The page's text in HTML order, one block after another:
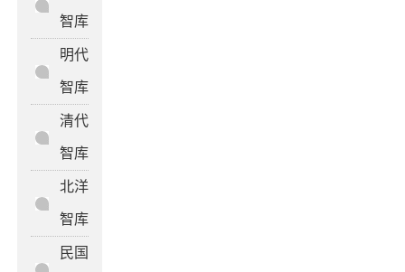
智库
明代
智库
清代
智库
北洋
智库
民国